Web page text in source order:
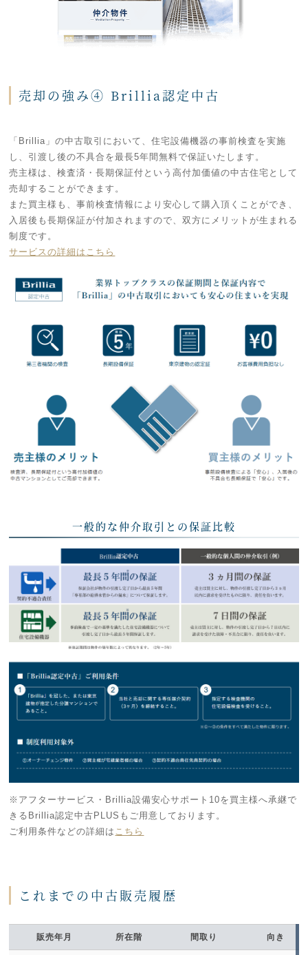
売却の強み④ Brillia認定中古
「Brillia」の中古取引において、住宅設備機器の事前検査を実施
し、引渡し後の不具合を最長5年間無料で保証いたします。
売主様は、検査済・長期保証付という高付加価値の中古住宅として
売却することができます。
また買主様も、事前検査情報により安心して購入頂くことができ、
入居後も長期保証が付加されますので、双方にメリットが生まれる
制度です。
サービスの詳細はこちら
一般的な仲介取引との保証比較
※アフターサービス・Brillia設備安心サポート10を買主様へ承継で
きるBrillia認定中古PLUSもご用意しております。
ご利用条件などの詳細は こちら
これまでの中古販売履歴
販売年月 所在階 間取り 向き